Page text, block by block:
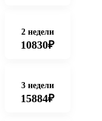
2 недели
10830₽
3 недели
15884₽